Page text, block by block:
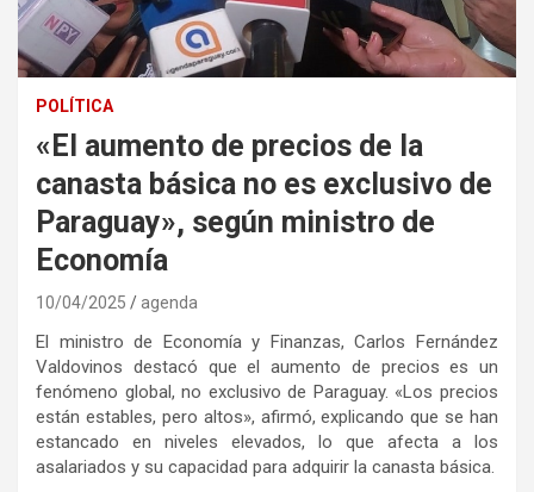
POLÍTICA
«El aumento de precios de la
canasta básica no es exclusivo de
Paraguay», según ministro de
Economía
10/04/2025 agenda
El ministro de Economía y Finanzas, Carlos Fernández
Valdovinos destacó que el aumento de precios es un
fenómeno global, no exclusivo de Paraguay. «Los precios
están estables, pero altos», afirmó, explicando que se han
estancado en niveles elevados, lo que afecta a los
asalariados y su capacidad para adquirir la canasta básica.